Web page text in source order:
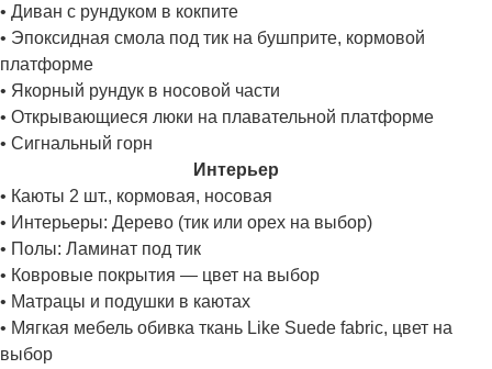
• Диван с рундуком в кокпите
• Эпоксидная смола под тик на бушприте, кормовой
платформе
• Якорный рундук в носовой части
• Открывающиеся люки на плавательной платформе
• Сигнальный горн
Интерьер
• Каюты 2 шт., кормовая, носовая
• Интерьеры: Дерево (тик или орех на выбор)
• Полы: Ламинат под тик
• Ковровые покрытия — цвет на выбор
• Матрацы и подушки в каютах
• Мягкая мебель обивка ткань Like Suede fabric, цвет на
выбор